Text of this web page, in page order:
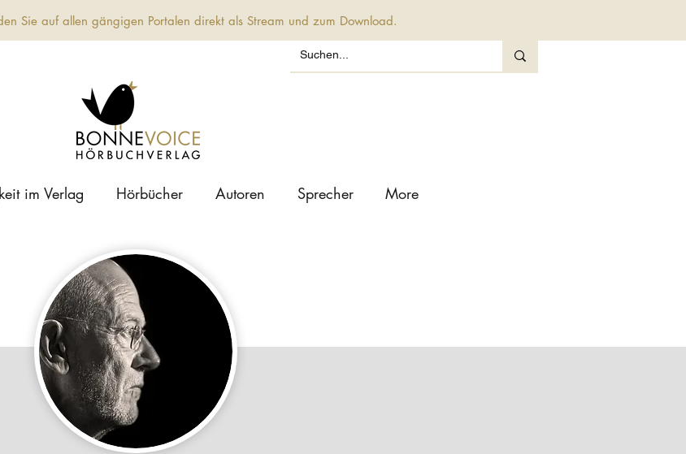
Sie auf allen gängigen Portalen direkt als Stream und zum Download.
im Verlag Hörbücher Autoren Sprecher More